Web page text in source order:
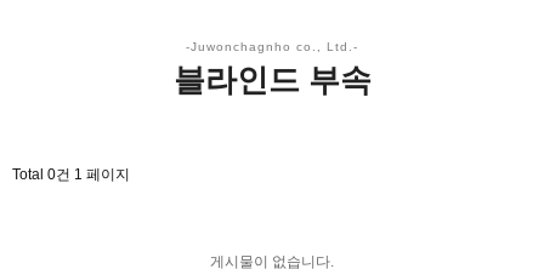
블라인드 부속
Total 0건 1 페이지
게시물이 없습니다.